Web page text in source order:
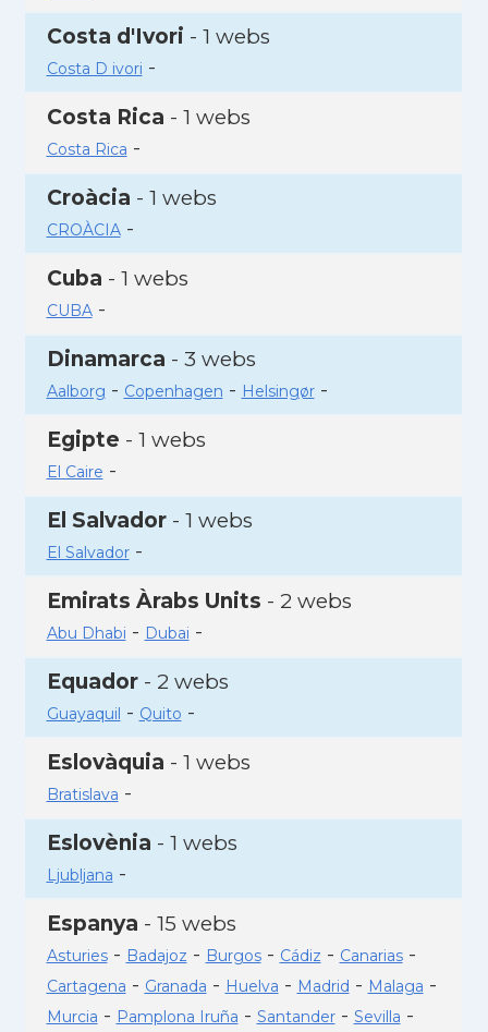
Costa d'Ivori - 1 webs
Costa D ivori -
Costa Rica - 1 webs
Costa Rica -
Croàcia - 1 webs
CROÀCIA-
Cuba - 1 webs
CUBA-
Dinamarca - 3 webs
Aalborg - Copenhagen - Helsingør-
Egipte - 1 webs
El Caire -
El Salvador- 1 webs
El Salvador-
Emirats Àrabs Units - 2 webs
Abu Dhabi - Dubai -
Equador- 2 webs
Guayaquil - Quito -
Eslovàquia - 1 webs
Bratislava -
Eslovènia - 1 webs
Ljubljana -
Espanya - 15 webs
Asturies- Badajoz - Burgos- Cádiz - Canarias-
Cartagena - Granada - Huelva - Madrid - Malaga -
Murcia - Pamplona Iruña - Santander- Sevilla -